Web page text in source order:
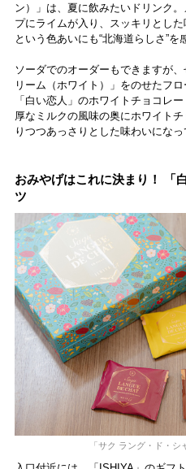
ン）」は、夏に飲みたいドリンク
プにライムが入り、スッキリとし
という色あいにも“北海道らしさ”を
ソーダでのオーダーもできますが
リーム（ホワイト）」をのせたフ
「白い恋人」のホワイトチョコレ
厚なミルクの風味の奥にホワイト
りつつあっさりとした味わいになっ
おみやげはこれに決まり！ 「
ツ
「サク ラング・ド・